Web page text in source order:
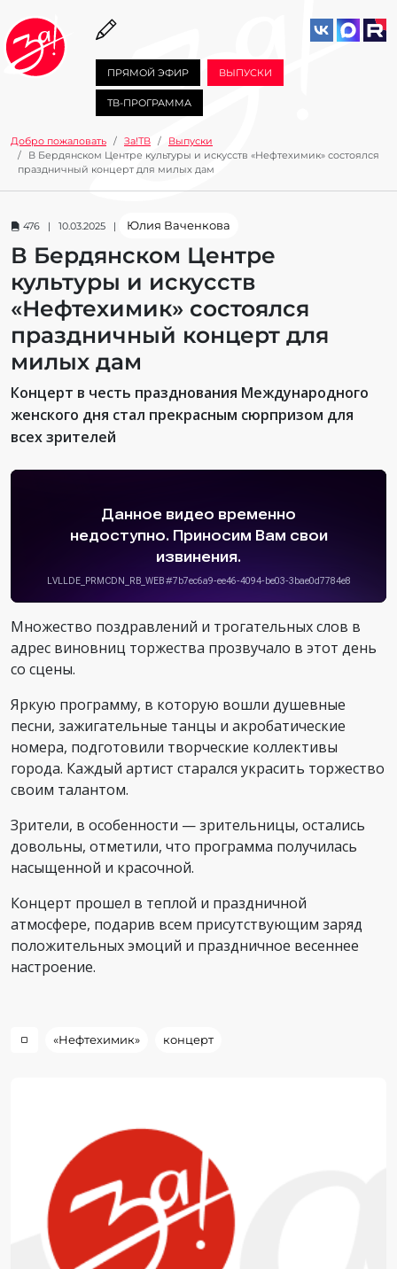
ПРЯМОЙ ЭФИР ВЫПУСКИ
ТВ-ПРОГРАММА
Добро пожаловать За!ТВ
Выпуски
В Бердянском Центре культуры и искусств «Нефтехимик» состоялся
праздничный концерт для милых дам
476 | 10.03.2025 | Юлия Ваченкова
В Бердянском Центре
культуры и искусств
«Нефтехимик» состоялся
праздничный концерт для
милых дам
Концерт в честь празднования Международного
женского дня стал прекрасным сюрпризом для
всех зрителей
Множество поздравлений и трогательных слов в
адрес виновниц торжества прозвучало в этот день
со сцены.
Яркую программу, в которую вошли душевные
песни, зажигательные танцы и акробатические
номера, подготовили творческие коллективы
города. Каждый артист старался украсить торжество
своим талантом.
Зрители, в особенности — зрительницы, остались
довольны, отметили, что программа получилась
насыщенной и красочной.
Концерт прошел в теплой и праздничной
атмосфере, подарив всем присутствующим заряд
положительных эмоций и праздничное весеннее
настроение.
«Нефтехимик» концерт